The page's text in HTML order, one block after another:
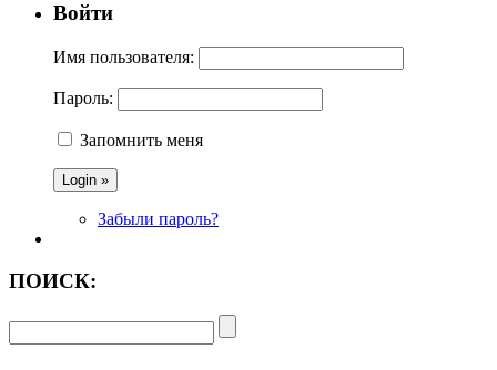
Войти
Имя пользователя:
Пароль:
Запомнить меня
Забыли пароль?
ПОИСК: